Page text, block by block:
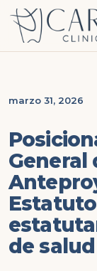
marzo 31, 2026
General
de salud